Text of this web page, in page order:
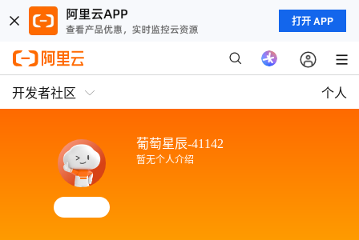
打开 APP
开发者社区 个人
葡萄星辰-41142
暂无个人介绍